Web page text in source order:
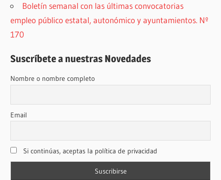
Boletín semanal con las últimas convocatorias
empleo público estatal, autonómico y ayuntamientos. Nº
170
Suscríbete a nuestras Novedades
Nombre o nombre completo
Email
Si continúas, aceptas la política de privacidad